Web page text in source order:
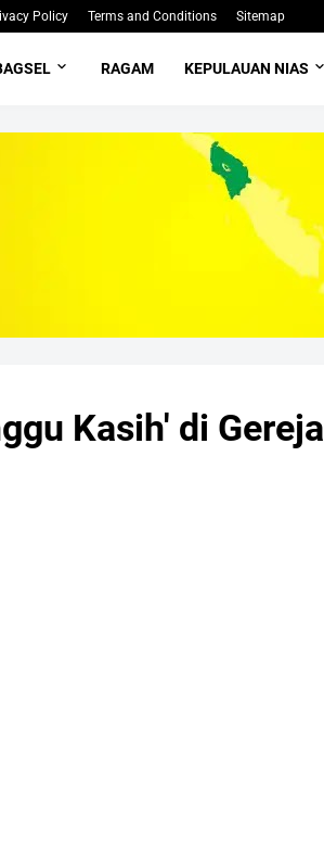
Policy Terms and Conditions Sitemap
RAGAM KEPULAUAN NIAS
Kasih' di Gereja